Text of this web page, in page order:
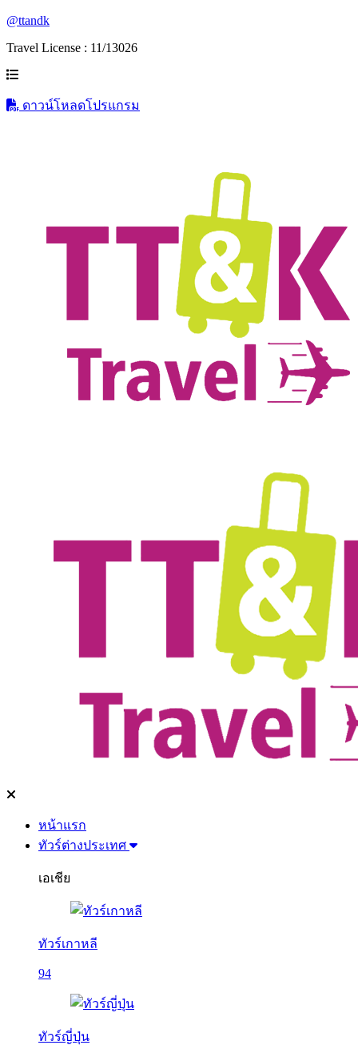
@ttandk
Travel License : 11/13026
ดาวน์โหลดโปรแกรม
หน้าแรก
ทัวร์ต่างประเทศ
เอเชีย
ทัวร์เกาหลี
94
ทัวร์ญี่ปุ่น